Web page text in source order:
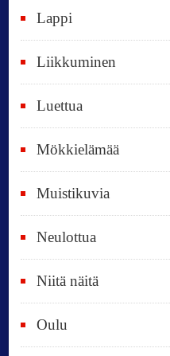
i
p
ä
ä
t
Lappi
Liikkuminen
Luettua
Mökkielämää
Muistikuvia
Neulottua
Niitä näitä
Oulu